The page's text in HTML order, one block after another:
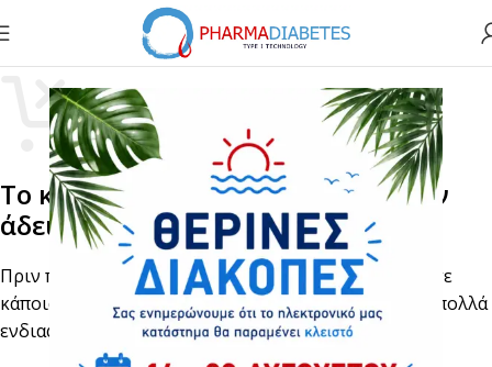
Το καλάθι σας είναι προς το παρόν
άδειο.
Πριν προχωρήσετε στο ταμείο, πρέπει να προσθέσετε
κάποια προϊόντα στο καλάθι αγορών σας. Θα βρείτε πολλά
ενδιαφέροντα προϊόντα στη σελίδα «Κατάστημα».